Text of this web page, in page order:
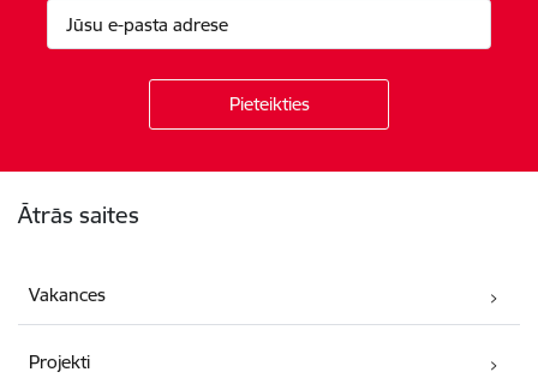
Ātrās saites
Vakances
Projekti